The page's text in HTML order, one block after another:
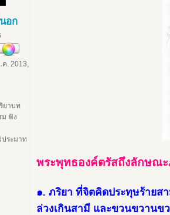
อก
ค. 2013,
ยาบท
ม ฟัง
ระมาท
พระพุทธองค์ตรัสถึงลักษณ
๑. ภริยา ที่จิตคิดประทุษร้ายส
ล่วงเกินสามี และขวนขวานข